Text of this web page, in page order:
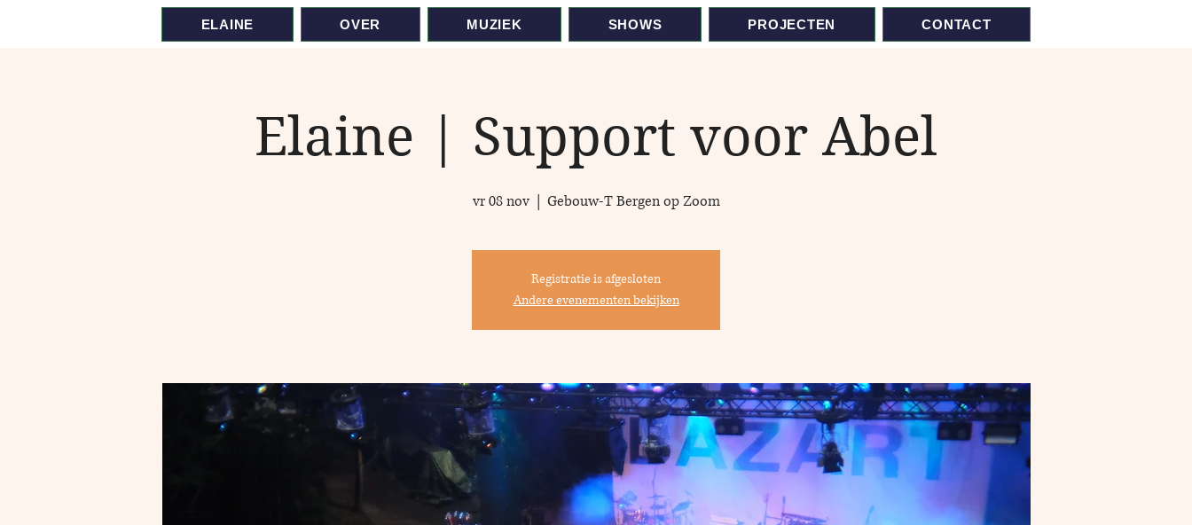
ELAINE OVER MUZIEK SHOWS PROJECTEN CONTACT
Elaine | Support voor Abel
vr 08 nov
  |
Gebouw-T Bergen op Zoom
Registratie is afgesloten
Andere evenementen bekijken